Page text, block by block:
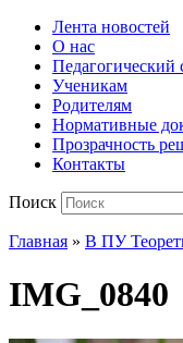
Лента новостей
О нас
Педагогический
Ученикам
Родителям
Нормативные
Прозрачность
Контакты
Поиск
Главная » В ПУ
IMG_0840